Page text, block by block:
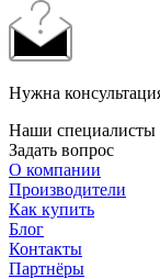
Нужна
Наши специалисты
Задать вопрос
О компании
Производители
Как купить
Блог
Контакты
Партнёры